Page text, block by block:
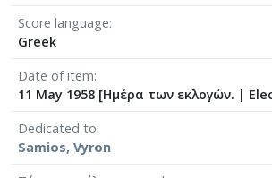
[Φάκελος] GR-As-MTH-
Score language
Greek
Date of item
11 May 1958 [Ημέρα των εκλογών. |
Dedicated to
Samios, Vyron